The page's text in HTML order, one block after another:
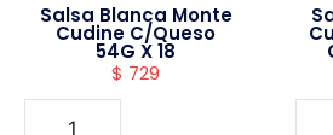
Salsa Blanca Monte
Cudine C/Queso
54G X 18
$ 729